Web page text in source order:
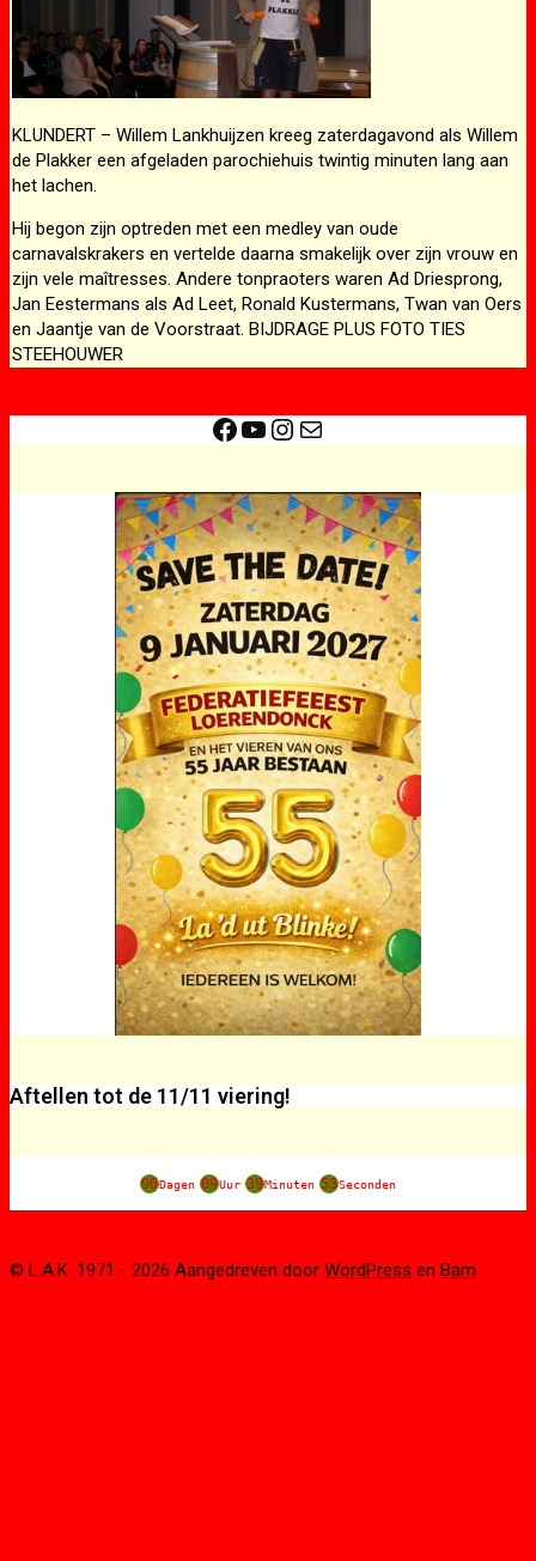
KLUNDERT – Willem Lankhuijzen kreeg zaterdagavond als Willem
de Plakker een afgeladen parochiehuis twintig minuten lang aan
het lachen.
Hij begon zijn optreden met een medley van oude
carnavalskrakers en vertelde daarna smakelijk over zijn vrouw en
zijn vele maîtresses. Andere tonpraoters waren Ad Driesprong,
Jan Eestermans als Ad Leet, Ronald Kustermans, Twan van Oers
en Jaantje van de Voorstraat. BIJDRAGE PLUS FOTO TIES
STEEHOUWER
Facebook
YouTube
Instagram
E-mail
Aftellen tot de 11/11 viering!
96Dagen 09Uur 39Minuten 53Seconden
© L.A.K. 1971 - 2026 Aangedreven door WordPress en Bam.